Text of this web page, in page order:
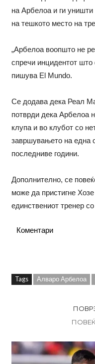
на Арбелоа и ги
на тешкото место на
„Арбелоа воопшто не
спречи инцидентот што
пишува El Mundo.
Се додава дека Реал
потврди дека Арбелоа
клупа и во клубот со
завршувањето на една
последниве години.
Дополнително, се
може да пристигне
единствениот тренер
Коментари
Tags Алваро Арбелоа